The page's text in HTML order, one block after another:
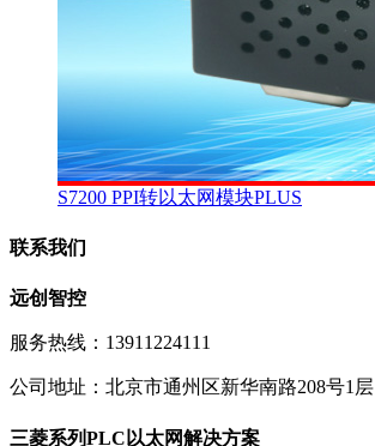
S7200 PPI转以太网模块PLUS
联系我们
远创智控
服务热线：13911224111
公司地址：北京市通州区新华南路208号1层
三菱系列PLC以太网解决方案